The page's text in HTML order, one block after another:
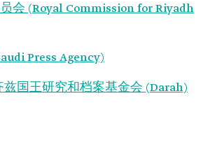
会 (Royal Commission for Riyadh
Press Agency)
兹国王研究和档案基金会 (Darah)